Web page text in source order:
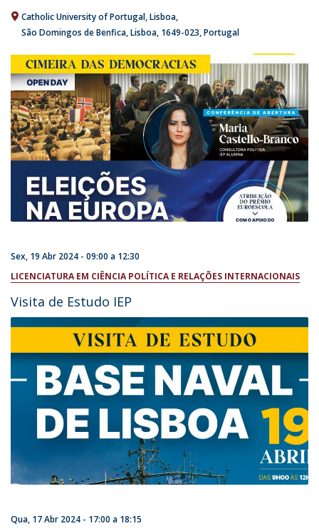
Catholic University of Portugal Lisboa
São Domingos de Benfica, Lisboa 1649-023 Portugal
Sex, 19 Abr 2024 - 09:00 a 12:30
LICENCIATURA EM CIÊNCIA POLÍTICA E RELAÇÕES INTERNACIONAIS
Visita de Estudo IEP
Qua, 17 Abr 2024 - 17:00 a 18:15